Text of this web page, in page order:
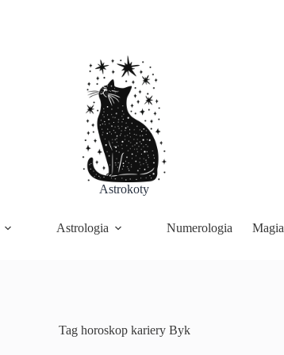
Astrokoty
Astrologia Numerologia Magia
Taghoroskop kariery Byk